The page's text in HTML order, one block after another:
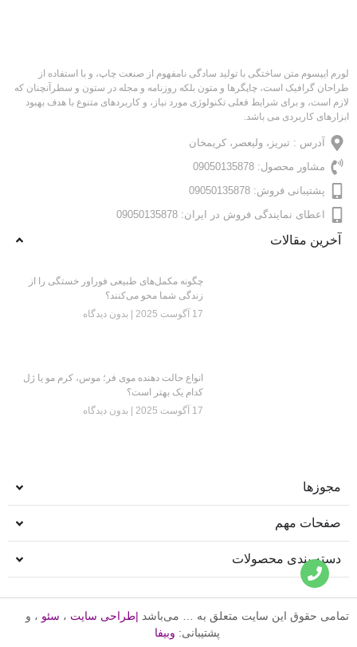
لورم ایپسوم متن ساختگی با تولید سادگی نامفهوم از صنعت چاپ، و با استفاده از
طراحان گرافیک است، چاپگرها و متون بلکه روزنامه و مجله در ستون و سطرآنچنان که
لازم است، و برای شرایط فعلی تکنولوژی مورد نیاز، و کاربردهای متنوع با هدف بهبود
ابزارهای کاربردی می باشد.
آدرس : تبریز، ولیعصر، کریمخان
مشاور محصول: 09050135878
پشتیبانی فروش: 09050135878
اعطای نمایندگی فروش در ایران: 09050135878
آخرین مقالات
چگونه مکمل‌های طبیعی فوراور خستگی را از
زندگی شما محو می‌کنند؟
17 آگوست 2025
بدون دیدگاه
انواع حالت دهنده موی فر؛ موس، کرم مو یا ژل
کدام یک بهتر است؟
17 آگوست 2025
بدون دیدگاه
مجوزها
صفحات مهم
دسته بندی محصولات
تمامی حقوق این سایت متعلق به … می‌باشد |طراحی سایت ، سئو ، و
پشتیبانی: وبیفا